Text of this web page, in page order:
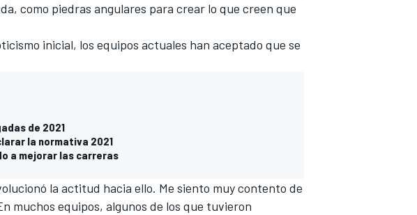
como piedras angulares para crear lo que creen que
inicial, los equipos actuales han aceptado que se
de 2021
la normativa 2021
a mejorar las carreras
la actitud hacia ello. Me siento muy contento de
muchos equipos, algunos de los que tuvieron